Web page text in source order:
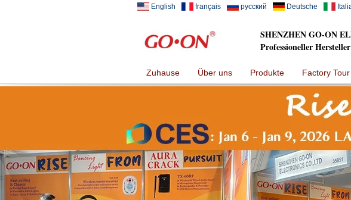
English français русский Deutsche
SHENZHEN GO-ON
Professioneller
Zuhause Über uns Produkte Factory Tour